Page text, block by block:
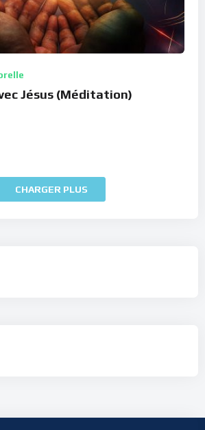
Jésus (Méditation)
CHARGER PLUS